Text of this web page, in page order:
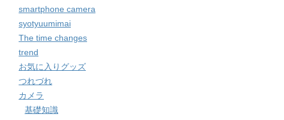
smartphone camera
syotyuumimai
The time changes
trend
お気に入りグッズ
つれづれ
カメラ
基礎知識